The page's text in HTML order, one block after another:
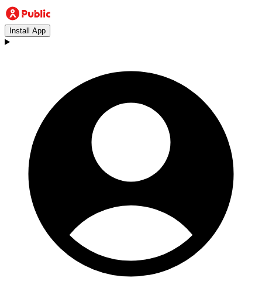
Install App